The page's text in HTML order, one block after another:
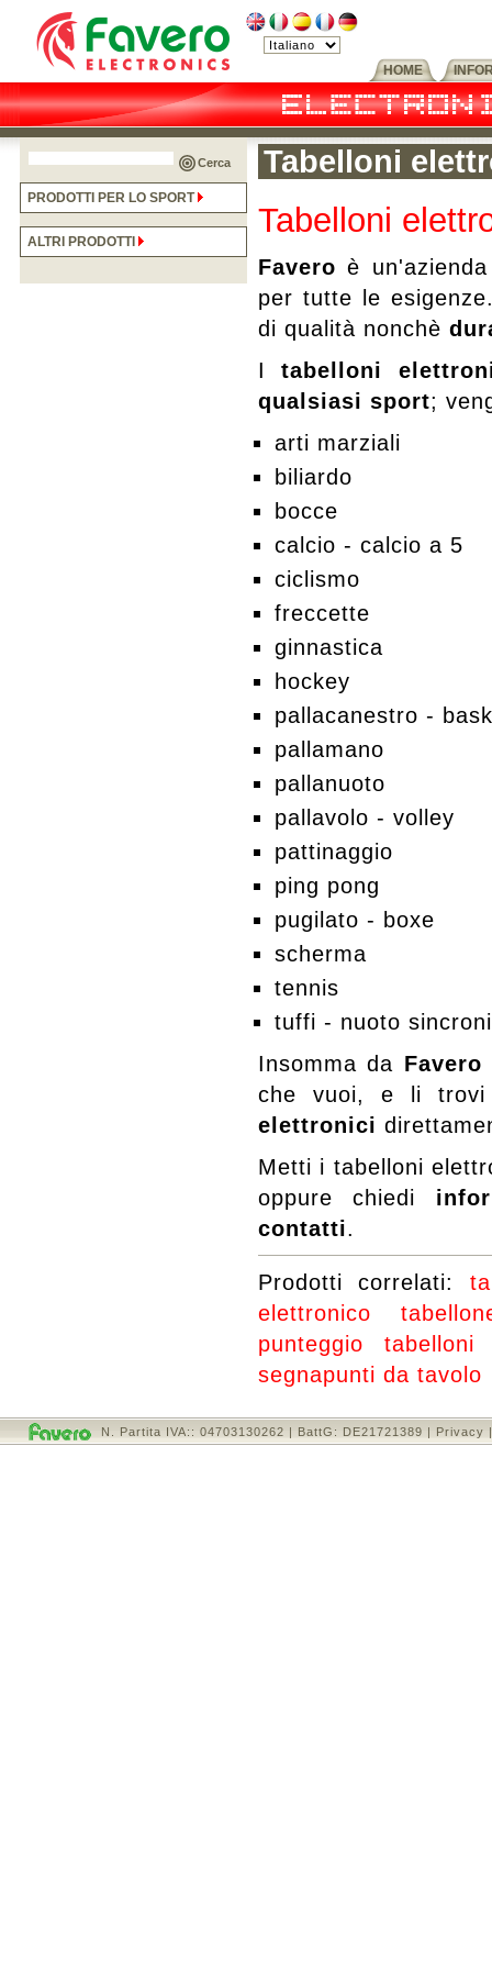
HOME
Tabelloni
Tabelloni
Favero è
per tutte le
di qualità nonchè
Itabelloni
qualsiasi sport;
arti marziali
biliardo
bocce
calcio - calcio a 5
ciclismo
freccette
ginnastica
hockey
pallacanestro -
pallamano
pallanuoto
pallavolo - volley
pattinaggio
ping pong
pugilato - boxe
scherma
tennis
tuffi - nuoto
Insomma da Favero
che vuoi, e li
elettronici
Metti i tabelloni
oppure chiedi
contatti.
Prodotti correlati:
elettronico
punteggio
tabelloni
segnapunti da tavolo
Cerca
PRODOTTI PER LO SPORT
ALTRI PRODOTTI
N. Partita IVA:: 04703130262 | BattG: DE21721389 | Privacy